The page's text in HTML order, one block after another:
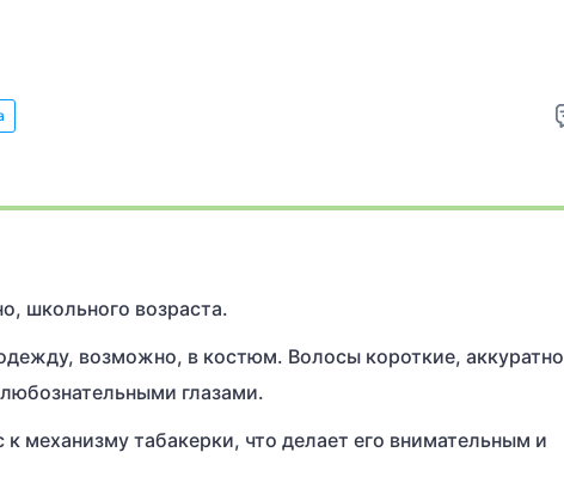
школьного возраста.
возможно, в костюм. Волосы короткие, аккуратно
глазами.
механизму табакерки, что делает его внимательным и